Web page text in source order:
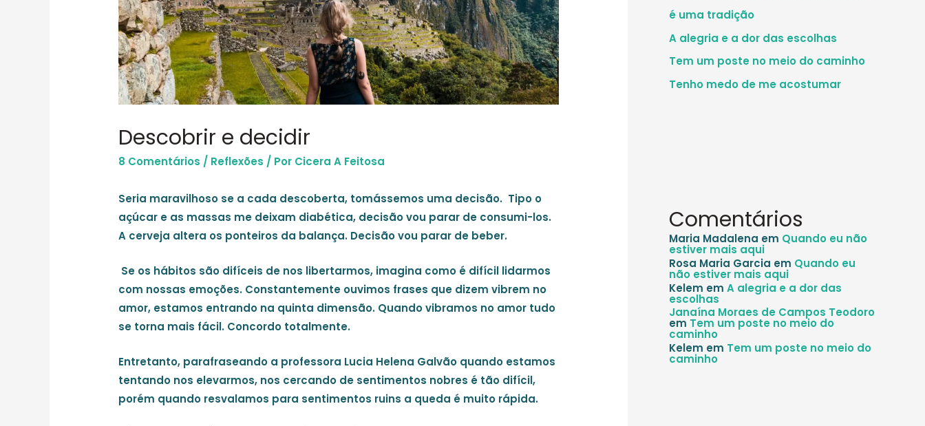
Descobrir e decidir
8 Comentários / Reflexões / Por Cicera A Feitosa
Seria maravilhoso se a cada descoberta, tomássemos uma decisão. Tipo o
açúcar e as massas me deixam diabética, decisão vou parar de consumi-los.
A cerveja altera os ponteiros da balança. Decisão vou parar de beber.
Se os hábitos são difíceis de nos libertarmos, imagina como é difícil lidarmos
com nossas emoções. Constantemente ouvimos frases que dizem vibrem no
amor, estamos entrando na quinta dimensão. Quando vibramos no amor tudo
se torna mais fácil. Concordo totalmente.
Entretanto, parafraseando a professora Lucia Helena Galvão quando estamos
tentando nos elevarmos, nos cercando de sentimentos nobres é tão difícil,
porém quando resvalamos para sentimentos ruins a queda é muito rápida.
é uma tradição
A alegria e a dor das escolhas
Tem um poste no meio do caminho
Tenho medo de me acostumar
Comentários
Maria Madalena em Quando eu não
estiver mais aqui
Rosa Maria Garcia em Quando eu
não estiver mais aqui
Kelem em A alegria e a dor das
escolhas
Janaína Moraes de Campos Teodoro
em Tem um poste no meio do
caminho
Kelem em Tem um poste no meio do
caminho